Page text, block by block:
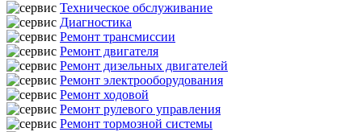
Техническое обслуживание
Диагностика
Ремонт трансмиссии
Ремонт двигателя
Ремонт дизельных двигателей
Ремонт электрооборудования
Ремонт ходовой
Ремонт рулевого управления
Ремонт тормозной системы